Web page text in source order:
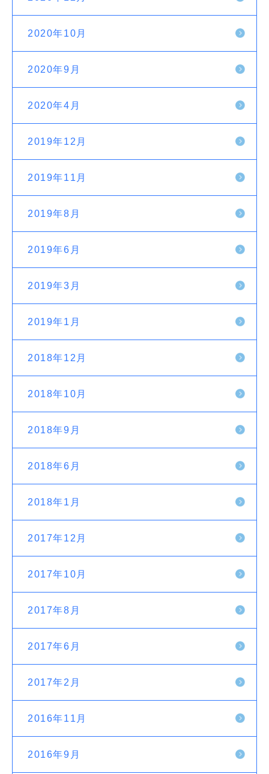
2020年10月
2020年9月
2020年4月
2019年12月
2019年11月
2019年8月
2019年6月
2019年3月
2019年1月
2018年12月
2018年10月
2018年9月
2018年6月
2018年1月
2017年12月
2017年10月
2017年8月
2017年6月
2017年2月
2016年11月
2016年9月